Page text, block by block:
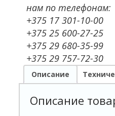
нам по телефонам:
+375 17 301-10-00
+375 25 600-27-25
+375 29 680-35-99
+375 29 757-72-30
Описание
Описание